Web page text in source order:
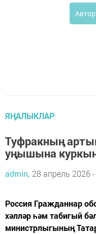
ЯҢАЛЫКЛАР
Туфракның
уңышына
admin, 28 апрель 2026 -
Россия Гражданнар
хәлләр һәм табигый
министрлыгының